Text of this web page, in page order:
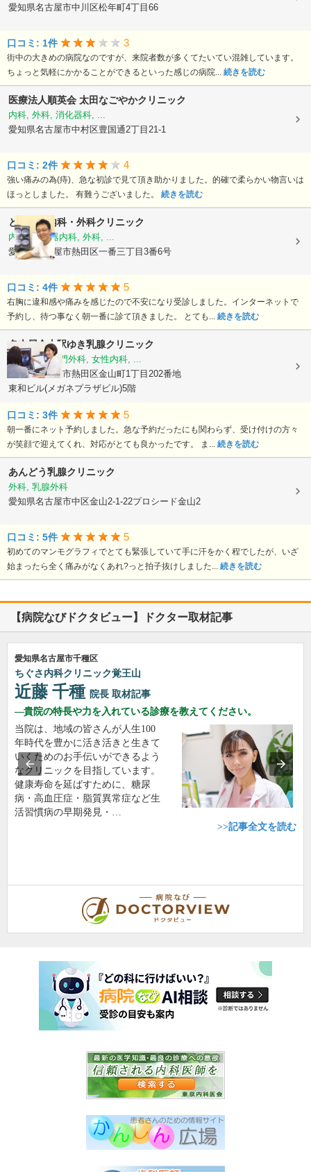
愛知県名古屋市中川区松年町4丁目66
口コミ: 1件 3
街中の大きめの病院なのですが、来院者数が多くてたいてい混雑しています。
ちょっと気軽にかかることができるといった感じの病院... 続きを読む
医療法人順英会 太田なごやかクリニック
内科, 外科, 消化器科, ...
愛知県名古屋市中村区豊国通2丁目21-1
口コミ: 2件 4
強い痛みの為(痔)、急な初診で見て頂き助かりました。的確で柔らかい物言いは
ほっとしました。 有難うございました。 続きを読む
とうじま内科・外科クリニック
内科, 消化器内科, 外科, ...
愛知県名古屋市熱田区一番三丁目3番6号
口コミ: 4件 5
右胸に違和感や痛みを感じたので不安になり受診しました。インターネットで
予約し、待つ事なく朝一番に診て頂きました。 とても... 続きを読む
名古屋金山駅ゆき乳腺クリニック
乳腺外科, 肛門外科, 女性内科, ...
愛知県名古屋市熱田区金山町1丁目202番地
東和ビル(メガネプラザビル)5階
口コミ: 3件 5
朝一番にネット予約しました。急な予約だったにも関わらず、受け付けの方々
が笑顔で迎えてくれ、対応がとても良かったです。 ま... 続きを読む
あんどう乳腺クリニック
外科, 乳腺外科
愛知県名古屋市中区金山2-1-22プロシード金山2
口コミ: 5件 5
初めてのマンモグラフィでとても緊張していて手に汗をかく程でしたが、いざ
始まったら全く痛みがなくあれ?っと拍子抜けしました... 続きを読む
【病院なびドクタビュー】ドクター取材記事
愛知県名古屋市千種区
ちぐさ内科クリニック覚王山
近藤 千種 院長 取材記事
貴院の特長や力を入れている診療を教えてください。
当院は、地域の皆さんが人生100
年時代を豊かに活き活きと生きて
いくためのお手伝いができるよう
なクリニックを目指しています。
健康寿命を延ばすために、糖尿
病・高血圧症・脂質異常症など生
活習慣病の早期発見・…
>>記事全文を読む